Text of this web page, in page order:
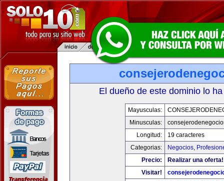
El dueño de este dominio lo
Mayusculas:
Minusculas:
Longitud:
19 caracteres
Categorias:
Negocios,
Precio:
Realizar una oferta!
Visitar!